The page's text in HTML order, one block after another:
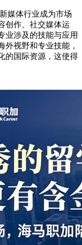
媒体行业成为市场
创作、社交媒体运
业涉及的技能与应用
外视野和专业技能，
的国际资源，这使得